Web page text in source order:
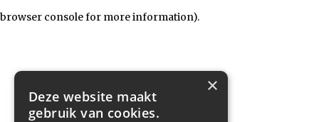
browser console for more information).
×
Deze website maakt
gebruik van cookies.